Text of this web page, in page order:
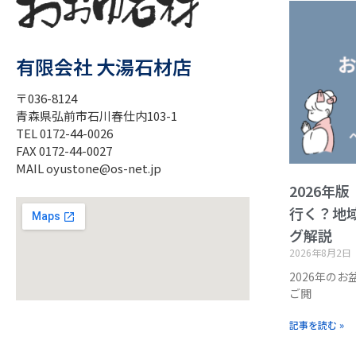
有限会社 大湯石材店
〒036-8124
青森県弘前市石川春仕内103-1
TEL 0172-44-0026
FAX 0172-44-0027
MAIL oyustone@os-net.jp
2026年版
行く？地
グ解説
2026年8月2日
2026年のお
ご閲
記事を読む »